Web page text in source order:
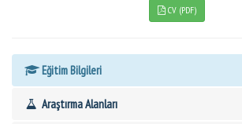
CV (PDF)
Eğitim Bilgileri
Araştırma Alanları